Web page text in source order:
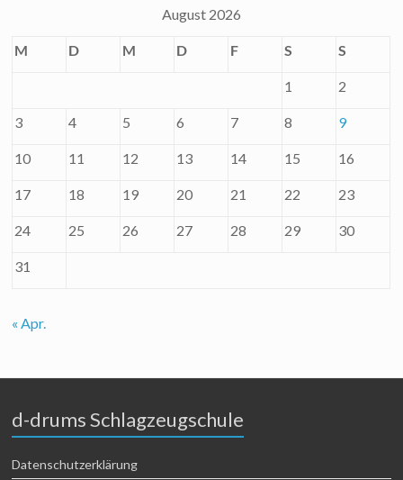
August 2026
M D M D F S S
1 2
3 4 5 6 7 8 9
10 11 12 13 14 15 16
17 18 19 20 21 22 23
24 25 26 27 28 29 30
31
« Apr.
d-drums Schlagzeugschule
Datenschutzerklärung